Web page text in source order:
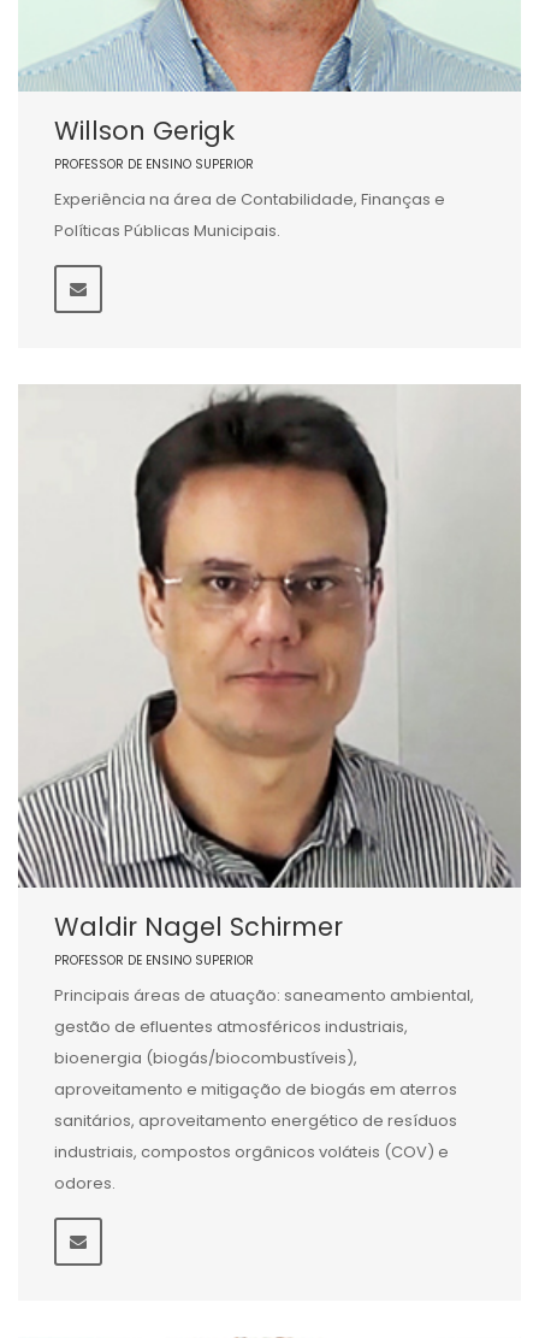
Willson Gerigk
PROFESSOR DE ENSINO SUPERIOR
Experiência na área de Contabilidade, Finanças e
Políticas Públicas Municipais.
Waldir Nagel Schirmer
PROFESSOR DE ENSINO SUPERIOR
Principais áreas de atuação: saneamento ambiental,
gestão de efluentes atmosféricos industriais,
bioenergia (biogás/biocombustíveis),
aproveitamento e mitigação de biogás em aterros
sanitários, aproveitamento energético de resíduos
industriais, compostos orgânicos voláteis (COV) e
odores.